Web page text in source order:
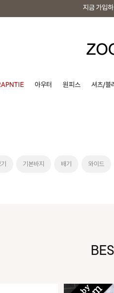
지금 가입
아우터 원피스 셔츠/블
기본바지 배기 와이드